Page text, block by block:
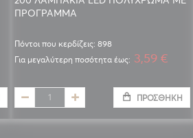
ΠΡΟΓΡΑΜΜΑ
Πόντοι που κερδίζεις: 898
Για μεγαλύτερη ποσότητα έως: 3,59 €
ΠΡΟΣΘΉΚΗ